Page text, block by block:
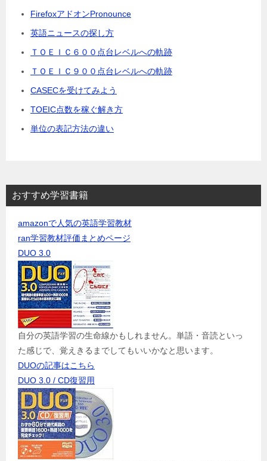
FirefoxアドオンPronounce
英語ニュースの探し方
ＴＯＥＩＣ６００点台レベルへの軌跡
ＴＯＥＩＣ９００点台レベルへの軌跡
CASECを受けてみよう
TOEIC点数を稼ぐ解き方
単位の表記方法の違い
おすすめ学習書籍
amazonで人気の英語学習教材
ran学習教材評価まとめページ
DUO 3.0
自分の英語学習の生命線かもしれません。単語・音読といっ
た感じで、覚えきるまでしてもいいかなと思います。
DUOの記事はこちら
DUO 3.0 / CD復習用